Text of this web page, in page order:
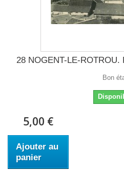
28 NOGENT-LE-ROTROU.
Bon
5,00 €
Ajouter au
panier